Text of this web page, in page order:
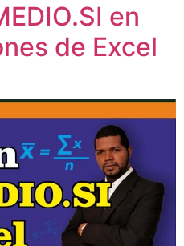
en
de Excel